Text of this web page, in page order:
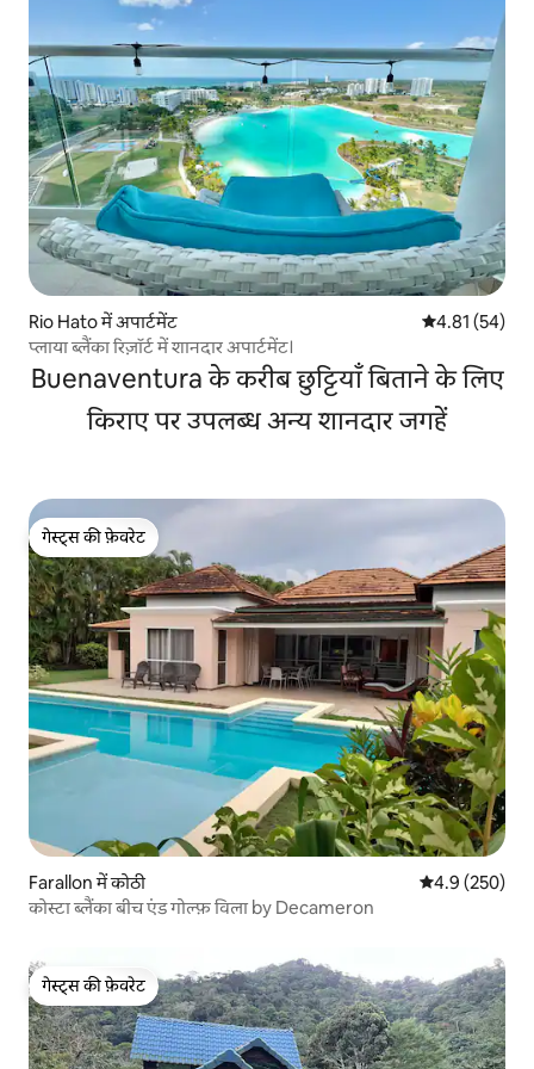
Rio Hato में अपार्टमेंट औसत रेटिंग 5 में
4.81 (54)
प्लाया ब्लैंका रिज़ॉर्ट में शानदार अपार्टमेंट।
Buenaventura के करीब छुट्टियाँ बिताने के लिए
किराए पर उपलब्ध अन्य शानदार जगहें
गेस्ट्स की फ़ेवरेट
गेस्ट्स की फ़ेवरेट
Farallon में कोठी औसत रेटिंग 5 में
4.9 (250)
कोस्टा ब्लैंका बीच एंड गोल्फ़ विला by Decameron
गेस्ट्स की फ़ेवरेट
गेस्ट्स की फ़ेवरेट